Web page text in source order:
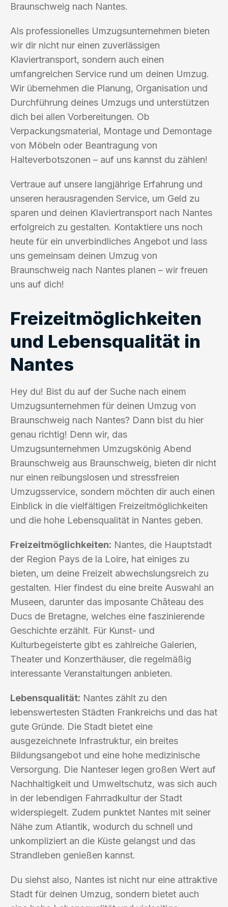
Braunschweig nach Nantes.
Als professionelles Umzugsunternehmen bieten
wir dir nicht nur einen zuverlässigen
Klaviertransport, sondern auch einen
umfangreichen Service rund um deinen Umzug.
Wir übernehmen die Planung, Organisation und
Durchführung deines Umzugs und unterstützen
dich bei allen Vorbereitungen. Ob
Verpackungsmaterial, Montage und Demontage
von Möbeln oder Beantragung von
Halteverbotszonen – auf uns kannst du zählen!
Vertraue auf unsere langjährige Erfahrung und
unseren herausragenden Service, um Geld zu
sparen und deinen Klaviertransport nach Nantes
erfolgreich zu gestalten. Kontaktiere uns noch
heute für ein unverbindliches Angebot und lass
uns gemeinsam deinen Umzug von
Braunschweig nach Nantes planen – wir freuen
uns auf dich!
Freizeitmöglichkeiten
und Lebensqualität in
Nantes
Hey du! Bist du auf der Suche nach einem
Umzugsunternehmen für deinen Umzug von
Braunschweig nach Nantes? Dann bist du hier
genau richtig! Denn wir, das
Umzugsunternehmen Umzugskönig Abend
Braunschweig aus Braunschweig, bieten dir nicht
nur einen reibungslosen und stressfreien
Umzugsservice, sondern möchten dir auch einen
Einblick in die vielfältigen Freizeitmöglichkeiten
und die hohe Lebensqualität in Nantes geben.
Freizeitmöglichkeiten: Nantes, die Hauptstadt
der Region Pays de la Loire, hat einiges zu
bieten, um deine Freizeit abwechslungsreich zu
gestalten. Hier findest du eine breite Auswahl an
Museen, darunter das imposante Château des
Ducs de Bretagne, welches eine faszinierende
Geschichte erzählt. Für Kunst- und
Kulturbegeisterte gibt es zahlreiche Galerien,
Theater und Konzerthäuser, die regelmäßig
interessante Veranstaltungen anbieten.
Lebensqualität: Nantes zählt zu den
lebenswertesten Städten Frankreichs und das hat
gute Gründe. Die Stadt bietet eine
ausgezeichnete Infrastruktur, ein breites
Bildungsangebot und eine hohe medizinische
Versorgung. Die Nanteser legen großen Wert auf
Nachhaltigkeit und Umweltschutz, was sich auch
in der lebendigen Fahrradkultur der Stadt
widerspiegelt. Zudem punktet Nantes mit seiner
Nähe zum Atlantik, wodurch du schnell und
unkompliziert an die Küste gelangst und das
Strandleben genießen kannst.
Du siehst also, Nantes ist nicht nur eine attraktive
Stadt für deinen Umzug, sondern bietet auch